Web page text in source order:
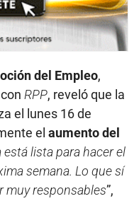
del Empleo,
RPP, reveló que la
el lunes 16 de
el aumento del
está lista para hacer el
semana. Lo que sí
muy responsables”,